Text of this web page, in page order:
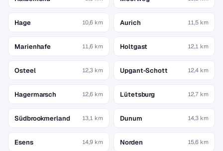
Hage 10,6 km Aurich 11,5 km
Marienhafe 11,6 km Holtgast 12,1 km
Osteel 12,3 km Upgant-Schott 12,4 km
Hagermarsch 12,6 km Lütetsburg 12,7 km
Südbrookmerland 13,1 km Dunum 14,3 km
Esens 14,9 km Norden 15,6 km